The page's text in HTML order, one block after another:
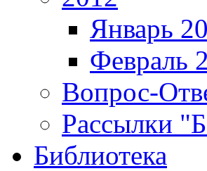
Январь
Февраль
Вопрос-
Рассылки
Библиотека